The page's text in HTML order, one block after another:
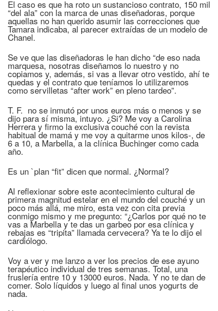
El caso es que ha roto un sustancioso contrato, 150 mil
“del ala” con la marca de unas diseñadoras, porque
aquellas no han querido asumir las correcciones que
Tamara indicaba, al parecer extraídas de un modelo de
Chanel.
Se ve que las diseñadoras le han dicho “de eso nada
marquesa, nosotras diseñamos lo nuestro y no
copiamos y, además, si vas a llevar otro vestido, ahí te
quedas y el contrato que teníamos lo utilizaremos
como servilletas “after work” en pleno tardeo”.
T. F. no se inmutó por unos euros más o menos y se
dijo para sí misma, intuyo. ¿Si? Me voy a Carolina
Herrera y firmo la exclusiva couché con la revista
habitual de mamá y me voy a quitarme unos kilos-, de
6 a 10, a Marbella, a la clínica Buchinger como cada
año.
Es un `plan “fit” dicen que normal. ¿Normal?
Al reflexionar sobre este acontecimiento cultural de
primera magnitud estelar en el mundo del couché y un
poco más allá, me miro, esta vez con cita previa
conmigo mismo y me pregunto: “¿Carlos por qué no te
vas a Marbella y te das un garbeo por esa clínica y
rebajas es “tripita” llamada cervecera? Ya te lo dijo el
cardiólogo.
Voy a ver y me lanzo a ver los precios de ese ayuno
terapéutico individual de tres semanas. Total, una
fruslería entre 10 y 13000 euros. Nada. Y no te dan de
comer. Solo líquidos y luego al final unos yogurts de
nada.